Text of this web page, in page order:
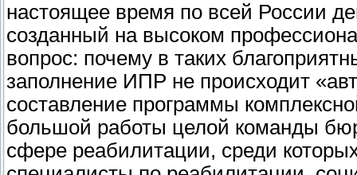
настоящее время по всей России
созданный на высоком
вопрос: почему в таких
заполнение ИПР не происходит
составление программы
большой работы целой команды
сфере реабилитации, среди